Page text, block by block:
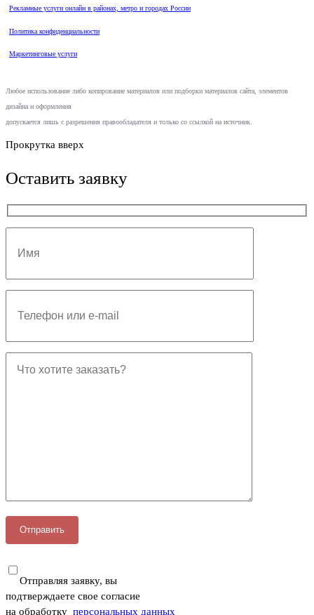
Рекламные услуги онлайн в районах, метро и городах России
Политика конфиденциальности
Маркетинговые услуги
Любое использование либо копирование материалов или подборки материалов сайта, элементов
дизайна и оформления
допускается лишь с разрешения правообладателя и только со ссылкой на источник.
Прокрутка вверх
Оставить заявку
Отправляя заявку, вы
подтверждаете свое согласие
на обработку персональных данных